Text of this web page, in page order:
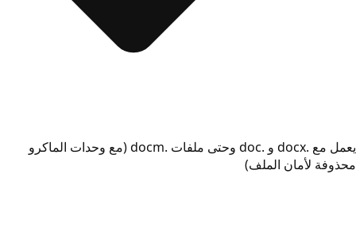
يعمل مع .docx و .doc وحتى ملفات .docm (مع وحدات الماكرو
محذوفة لأمان الملف)